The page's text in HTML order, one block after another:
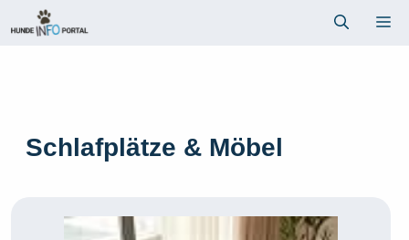
Inhalt
Schlafplätze & Möbel